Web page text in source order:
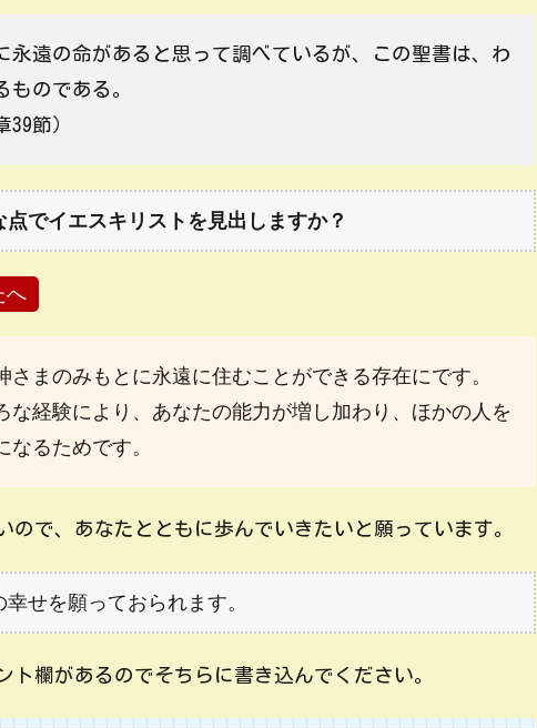
永遠の命があると思って調べているが、この聖書は、わ
ものである。
39節）
でイエスキリストを見出しますか？
へ
まのみもとに永遠に住むことができる存在にです。
な経験により、あなたの能力が増し加わり、ほかの人を
るためです。
ので、あなたとともに歩んでいきたいと願っています。
せを願っておられます。
ト欄があるのでそちらに書き込んでください。